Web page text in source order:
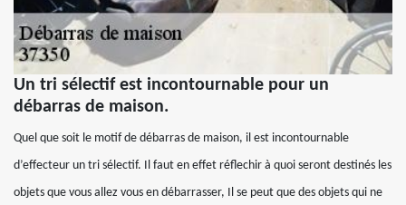
Un tri sélectif est incontournable pour un
débarras de maison.
Quel que soit le motif de débarras de maison, il est incontournable
d’effecteur un tri sélectif. Il faut en effet réflechir à quoi seront destinés les
objets que vous allez vous en débarrasser, Il se peut que des objets qui ne